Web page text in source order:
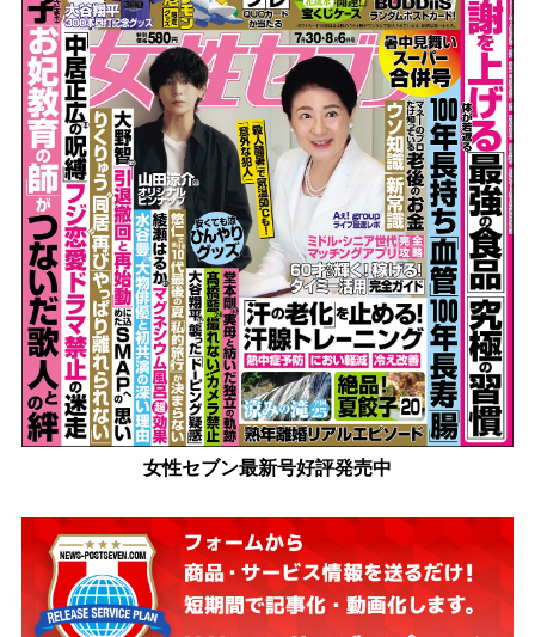
女性セブン最新号好評発売中